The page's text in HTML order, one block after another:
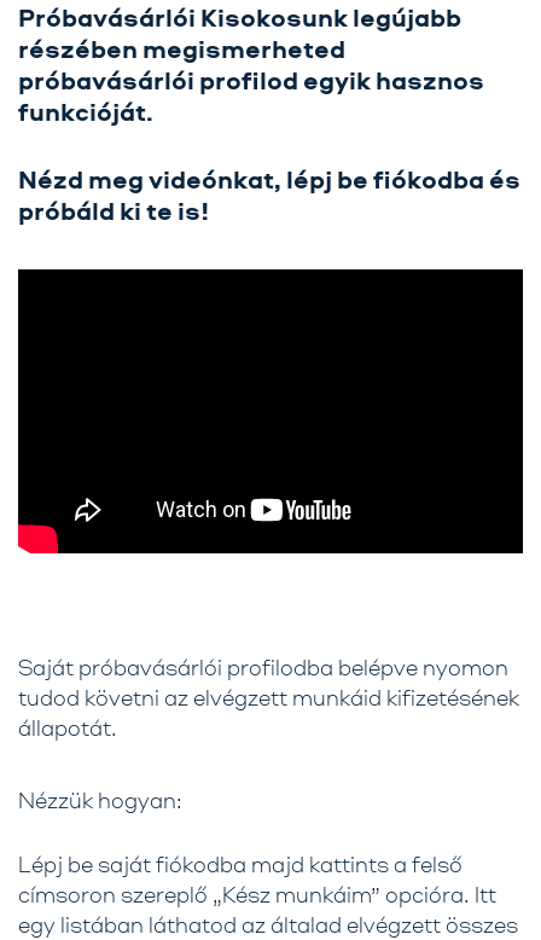
Rólunk
Üzletágak
Karrier
Próbavásárlói Kisokosunk legújabb
részében megismerheted
próbavásárlói profilod egyik hasznos
funkcióját.
Nézd meg videónkat, lépj be fiókodba és
próbáld ki te is!
Saját próbavásárlói profilodba belépve nyomon
tudod követni az elvégzett munkáid kifizetésének
állapotát.
Nézzük hogyan:
Lépj be saját fiókodba majd kattints a felső
címsoron szereplő „Kész munkáim” opcióra. Itt
egy listában láthatod az általad elvégzett összes